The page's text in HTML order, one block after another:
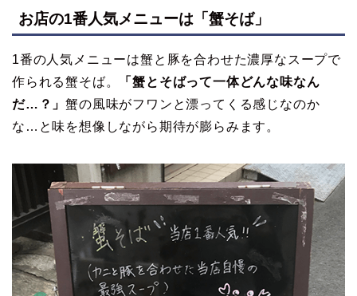
お店の1番人気メニューは「蟹そば」
1番の人気メニューは蟹と豚を合わせた濃厚なスープで
作られる蟹そば。
「蟹とそばって一体どんな味なん
だ…？」蟹の風味がフワンと漂ってくる感じなのか
な…と味を想像しながら期待が膨らみます。